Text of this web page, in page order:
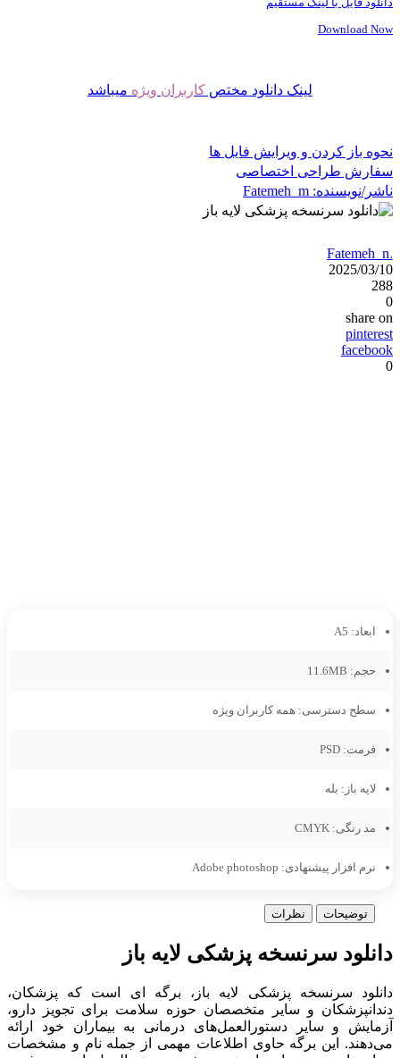
Download Now
لینک دانلود مختص کاربران ویژه میباشد
نحوه باز کردن و ویرایش فایل ها
سفارش طراحی اختصاصی
ناشر/نویسنده: Fatemeh_m
Fatemeh_m
2025/03/10
288
0
share on
pinterest
facebook
0
ابعاد:
حجم:
سطح دسترسی: همه کاربران ویژه
فرمت: PSD
لایه باز: بله
مد رنگی: CMYK
نرم افزار پیشنهادی:
توضیحات نظرات
دانلود سرنسخه پزشکی لایه باز
دانلود سرنسخه پزشکی لایه باز، برگه ای است که پزشکان،
دندانپزشکان و سایر متخصصان حوزه سلامت برای تجویز دارو،
آزمایش و سایر دستورالعمل‌های درمانی به بیماران خود ارائه
می‌دهند. این برگه حاوی اطلاعات مهمی از جمله نام و مشخصات